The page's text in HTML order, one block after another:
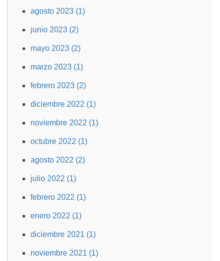
agosto 2023 (1)
junio 2023 (2)
mayo 2023 (2)
marzo 2023 (1)
febrero 2023 (2)
diciembre 2022 (1)
noviembre 2022 (1)
octubre 2022 (1)
agosto 2022 (2)
julio 2022 (1)
febrero 2022 (1)
enero 2022 (1)
diciembre 2021 (1)
noviembre 2021 (1)